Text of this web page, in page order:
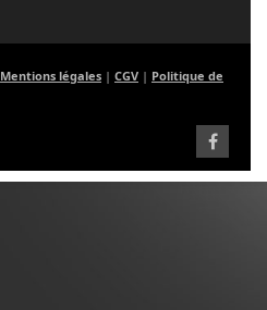
Mentions légales | CGV | Politique de